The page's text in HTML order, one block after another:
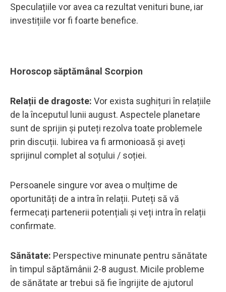
Speculațiile vor avea ca rezultat venituri bune, iar
investițiile vor fi foarte benefice.
Horoscop săptămânal Scorpion
Relații de dragoste: Vor exista sughițuri în relațiile
de la începutul lunii august. Aspectele planetare
sunt de sprijin și puteți rezolva toate problemele
prin discuții. Iubirea va fi armonioasă și aveți
sprijinul complet al soțului / soției.
Persoanele singure vor avea o mulțime de
oportunități de a intra în relații. Puteți să vă
fermecați partenerii potențiali și veți intra în relații
confirmate.
Sănătate: Perspective minunate pentru sănătate
în timpul săptămânii 2-8 august. Micile probleme
de sănătate ar trebui să fie îngrijite de ajutorul